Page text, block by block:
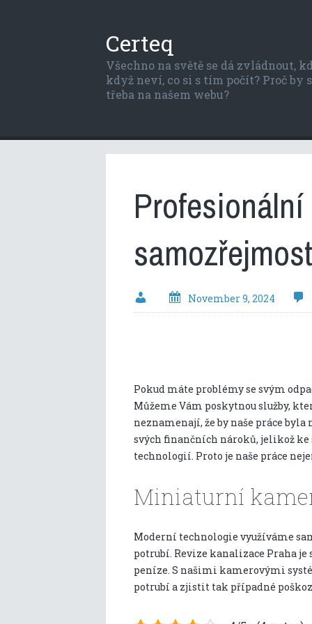
Certeq
Všechno na světě se dá zvládnout,
když neví, co si s tím počít? Proč by
třeba na našem webu?
November 9, 2024
Pokud máte problémy se svým
Můžeme Vám poskytnou služby,
neznamenají, že by naše práce
svých finančních nároků, jelikož
technologií. Proto je naše práce
Miniaturní
Moderní technologie využíváme
potrubí. Revize kanalizace Prahaje
peníze. S našimi kamerovými
potrubí a zjistit tak případné